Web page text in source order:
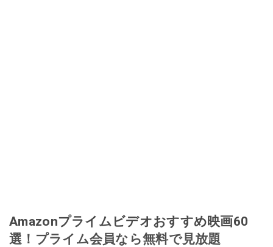
Amazonプライムビデオおすすめ映画60
選！プライム会員なら無料で見放題